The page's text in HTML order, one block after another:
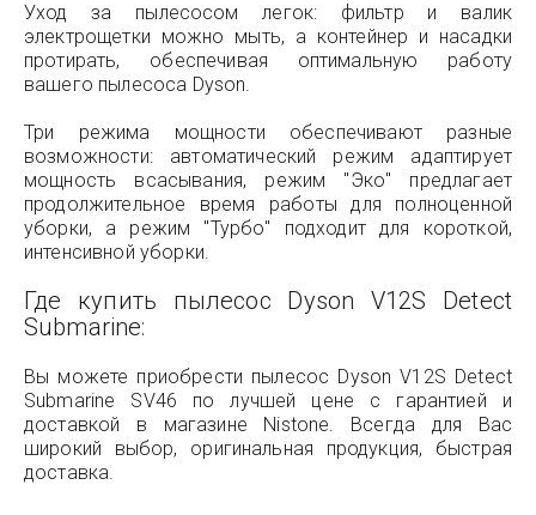
Уход за пылесосом легок: фильтр и валик
электрощетки можно мыть, а контейнер и насадки
протирать, обеспечивая оптимальную работу
вашего пылесоса Dyson.
Три режима мощности обеспечивают разные
возможности: автоматический режим адаптирует
мощность всасывания, режим "Эко" предлагает
продолжительное время работы для полноценной
уборки, а режим "Турбо" подходит для короткой,
интенсивной уборки.
Где купить пылесос Dyson V12S Detect
Submarine:
Вы можете приобрести пылесос Dyson V12S Detect
Submarine SV46 по лучшей цене с гарантией и
доставкой в магазине Nistone. Всегда для Вас
широкий выбор, оригинальная продукция, быстрая
доставка.